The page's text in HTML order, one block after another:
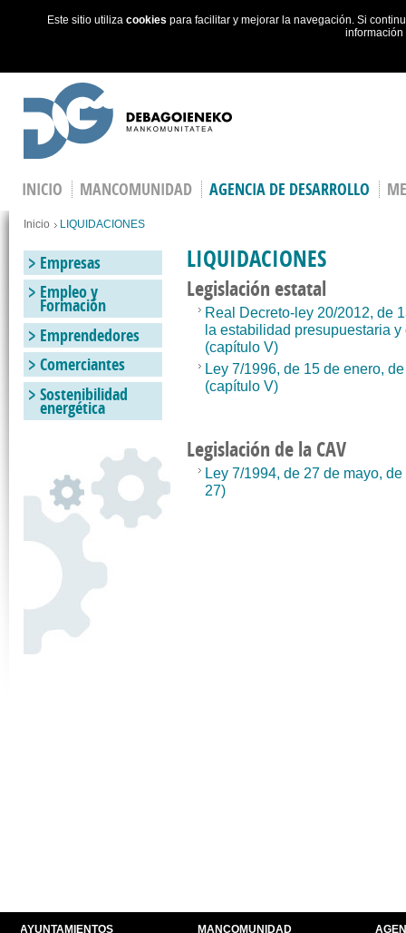
Este sitio utiliza cookies para facilitar y mejorar la navegación. Si
INICIO MANCOMUNIDAD AGENCIA DE DESARROLLO
You are here
Inicio LIQUIDACIONES
LIQUIDACIONES
Legislación estatal
Real Decreto-ley 20/2012, de
la estabilidad presupuestaria
(capítulo V)
Ley 7/1996, de 15 de enero,
(capítulo V)
Legislación de la CAV
Ley 7/1994, de 27 de mayo,
27)
Empresas
Empleo y
Formación
Emprendedores
Comerciantes
Sostenibilidad
energética
AYUNTAMIENTOS MANCOMUNIDAD